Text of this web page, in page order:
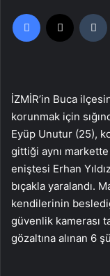
Facebook
İZMİR’in Buca
korunmak için
Eyüp Unutur (25),
gittiği aynı
eniştesi Erhan
bıçakla yaralandı.
kendilerinin
güvenlik kamerası
gözaltına alınan 6